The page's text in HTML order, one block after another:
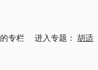
的专栏 进入专题： 胡适